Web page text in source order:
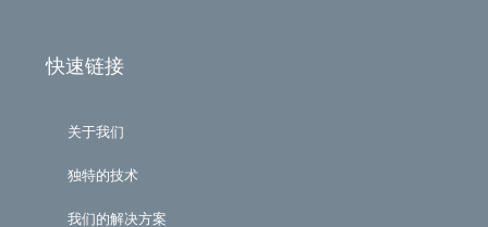
快速链接
关于我们
独特的技术
我们的解决方案